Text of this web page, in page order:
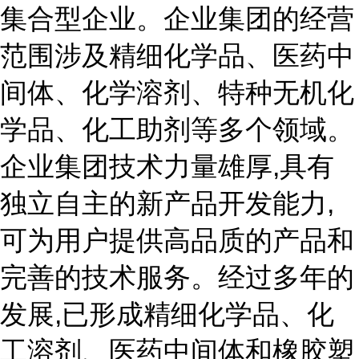
集合型企业。企业集团的经营
范围涉及精细化学品、医药中
间体、化学溶剂、特种无机化
学品、化工助剂等多个领域。
企业集团技术力量雄厚,具有
独立自主的新产品开发能力,
可为用户提供高品质的产品和
完善的技术服务。经过多年的
发展,已形成精细化学品、化
工溶剂、医药中间体和橡胶塑